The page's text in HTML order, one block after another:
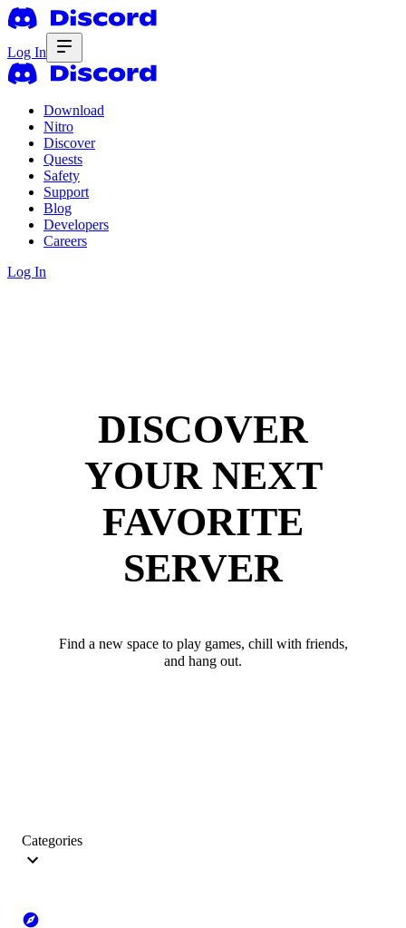
Log In
Download
Nitro
Discover
Quests
Safety
Support
Blog
Developers
Careers
Log In
DISCOVER
YOUR NEXT
FAVORITE
SERVER
Find a new space to play games, chill with friends,
and hang out.
Categories